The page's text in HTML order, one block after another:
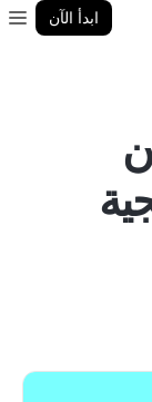
ابدأ الآن
10 من